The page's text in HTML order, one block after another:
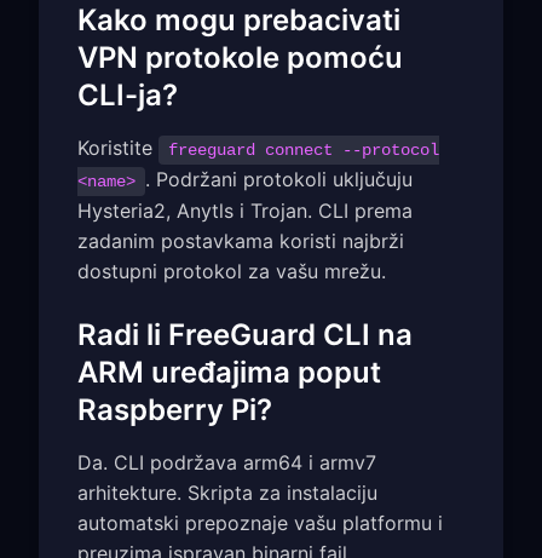
Kako mogu prebacivati
VPN protokole pomoću
CLI-ja?
Koristite
freeguard connect --protocol
<name> . Podržani protokoli uključuju
Hysteria2, Anytls i Trojan. CLI prema
zadanim postavkama koristi najbrži
dostupni protokol za vašu mrežu.
Radi li FreeGuard CLI na
ARM uređajima poput
Raspberry Pi?
Da. CLI podržava arm64 i armv7
arhitekture. Skripta za instalaciju
automatski prepoznaje vašu platformu i
preuzima ispravan binarni fajl.